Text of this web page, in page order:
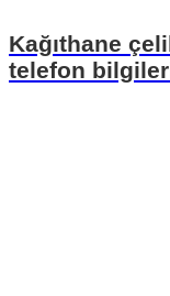
Kağıthane
telefon